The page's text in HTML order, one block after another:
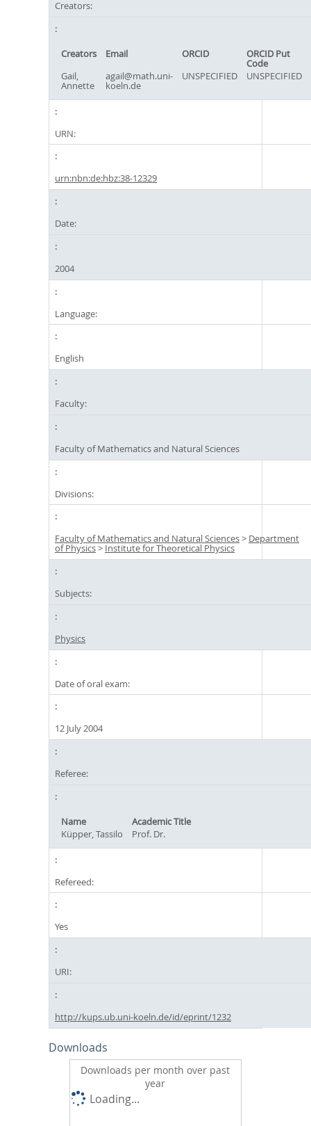
Creators:
Creators Email ORCID ORCID Put
Code
Gail,
Annette
agail@math.uni-
koeln.de
UNSPECIFIED UNSPECIFIED
URN:
urn:nbn:de:hbz:38-12329
Date:
2004
Language:
English
Faculty:
Faculty of Mathematics and Natural Sciences
Divisions:
Faculty of Mathematics and Natural Sciences> Department
of Physics> Institute for Theoretical Physics
Subjects:
Physics
Date of oral exam:
12 July 2004
Referee:
Name
Academic Title
Küpper, Tassilo
Prof. Dr.
Refereed:
Yes
URI:
http://kups.ub.uni-koeln.de/id/eprint/1232
Downloads
Downloads per month over past
year
Loading...